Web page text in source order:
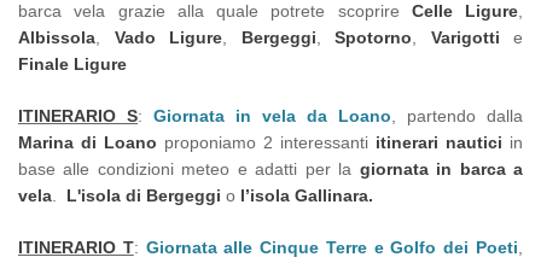
barca vela grazie alla quale potrete scoprire Celle Ligure
Albissola
Vado Ligure Bergeggi Spotorno Varigotti e
Finale Ligure
ITINERARIO S: Giornata in vela da Loano , partendo dalla
Marina di Loano proponiamo 2 interessanti itinerari nautici in
base alle condizioni meteo e adatti per la giornata in barca a
vela
L'isola di Bergeggi o l’isola Gallinara.
ITINERARIO T: Giornata alle Cinque Terre e Golfo dei Poeti